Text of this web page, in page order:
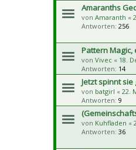
Amaranths
von Amaranth «
Antworten: 256
Pattern Magic,
von Vivec « 18.
Antworten: 14
Jetzt spinnt
von batgirl « 22.
Antworten: 9
von Kuhfladen «
Antworten: 36